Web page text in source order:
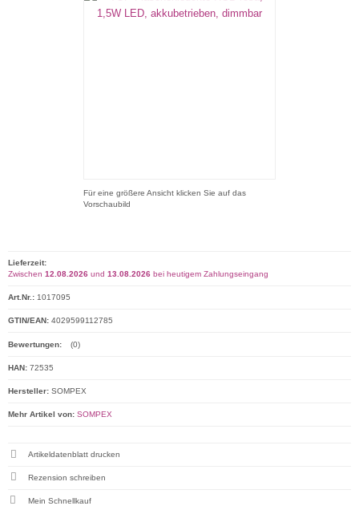
Für eine größere Ansicht klicken Sie auf das
Vorschaubild
Lieferzeit:
Zwischen 12.08.2026 und 13.08.2026 bei heutigem Zahlungseingang
Art.Nr.: 1017095
GTIN/EAN: 4029599112785
Bewertungen: (0)
HAN: 72535
Hersteller: SOMPEX
Mehr Artikel von: SOMPEX
Artikeldatenblatt drucken
Rezension schreiben
Mein Schnellkauf